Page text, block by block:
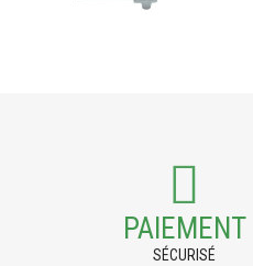
PAIEMENT
SÉCURISÉ